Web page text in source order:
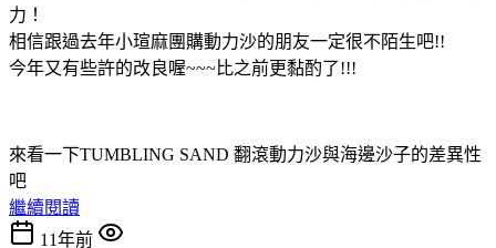
力！
相信跟過去年小瑄麻團購動力沙的朋友一定很不陌生吧!!
今年又有些許的改良喔~~~比之前更黏酌了!!!
來看一下TUMBLING SAND 翻滾動力沙與海邊沙子的差異性
吧
繼續閱讀
11年前